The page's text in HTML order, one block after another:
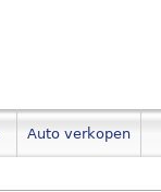
Auto verkopen